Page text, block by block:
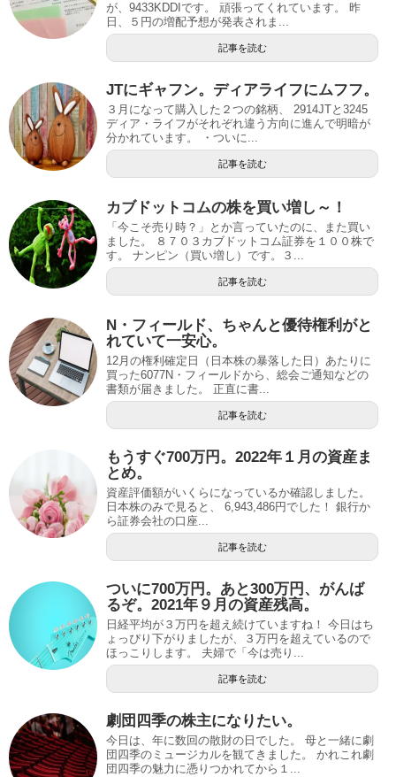
が、9433KDDIです。 頑張ってくれています。 昨
日、５円の増配予想が発表されま...
記事を読む
JTにギャフン。ディアライフにムフフ。
３月になって購入した２つの銘柄、 2914JTと3245
ディア・ライフがそれぞれ違う方向に進んで明暗が
分かれています。 ・ついに...
記事を読む
カブドットコムの株を買い増し～！
「今こそ売り時？」とか言っていたのに、また買い
ました。 ８７０３カブドットコム証券を１００株で
す。 ナンピン（買い増し）です。３...
記事を読む
N・フィールド、ちゃんと優待権利がと
れていて一安心。
12月の権利確定日（日本株の暴落した日）あたりに
買った6077N・フィールドから、総会ご通知などの
書類が届きました。 正直に書...
記事を読む
もうすぐ700万円。2022年１月の資産ま
とめ。
資産評価額がいくらになっているか確認しました。
日本株のみで見ると、 6,943,486円でした！ 銀行か
ら証券会社の口座...
記事を読む
ついに700万円。あと300万円、がんば
るぞ。2021年９月の資産残高。
日経平均が３万円を超え続けていますね！ 今日はち
ょっぴり下がりましたが、３万円を超えているので
ほっこりします。 夫婦で「今は売り...
記事を読む
劇団四季の株主になりたい。
今日は、年に数回の散財の日でした。 母と一緒に劇
団四季のミュージカルを観てきました。 かれこれ劇
団四季の魅力に憑りつかれてから１...